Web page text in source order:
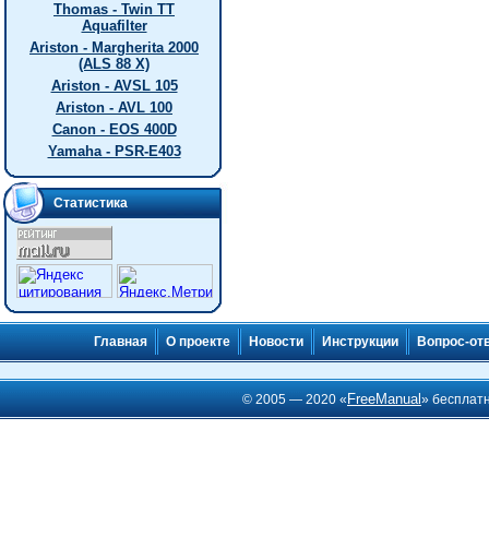
Thomas - Twin TT
Aquafilter
Ariston - Margherita 2000
(ALS 88 X)
Ariston - AVSL 105
Ariston - AVL 100
Canon - EOS 400D
Yamaha - PSR-E403
Статистика
Главная О проекте Новости Инструкции Вопрос-
© 2005 — 2020 « FreeManual»